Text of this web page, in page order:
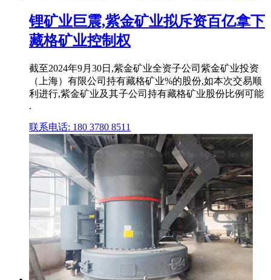
锂矿业巨震,紫金矿业拟斥资百亿拿下
藏格矿业控制权
截至2024年9月30日,紫金矿业全资子公司紫金矿业投资
（上海）有限公司持有藏格矿业%的股份,如本次交易顺
利进行,紫金矿业及其子公司持有藏格矿业股份比例可能
.
联系电话: 180 3780 8511